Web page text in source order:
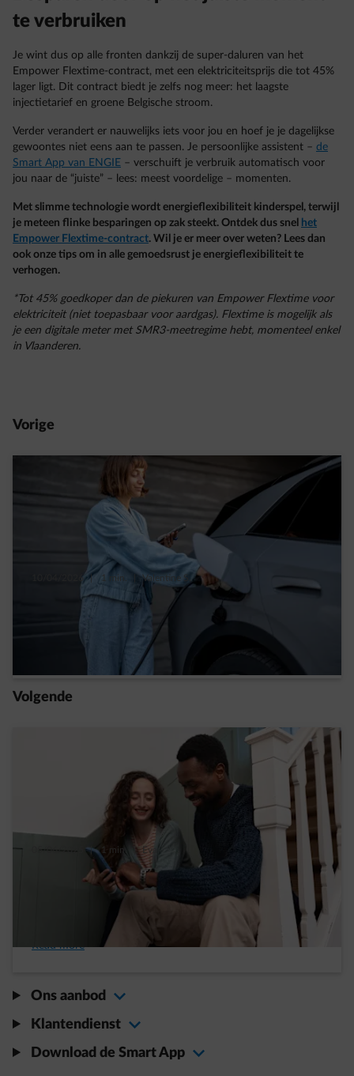
te verbruiken
Je wint dus op alle fronten dankzij de super-daluren van het
Empower Flextime-contract, met een elektriciteitsprijs die tot 45%
lager ligt. Dit contract biedt je zelfs nog meer: het laagste
injectietarief en groene Belgische stroom.
Verder verandert er nauwelijks iets voor jou en hoef je je dagelijkse
gewoontes niet eens aan te passen. Je persoonlijke assistent – de
Smart App van ENGIE – verschuift je verbruik automatisch voor
jou naar de “juiste” – lees: meest voordelige – momenten.
Met slimme technologie wordt energieflexibiliteit kinderspel, terwijl
je meteen flinke besparingen op zak steekt. Ontdek dus snel
het
Empower Flextime-contract. Wil je er meer over weten? Lees dan
ook onze tips om in alle gemoedsrust je energieflexibiliteit te
verhogen.
*Tot 45% goedkoper dan de piekuren van Empower Flextime voor
elektriciteit (niet toepasbaar voor aardgas). Flextime is mogelijk als
je een digitale meter met SMR3-meetregime hebt, momenteel enkel
in Vlaanderen.
Vorige
10/04/2026 | 1 min. Valentine S.
Je elektrische auto thuis opladen: hoeveel
scheelt dat in capaciteitstarief?
Volgende
| 1 min. | Eva
8 redenen waarom Empower Flextime
interessanter kan zijn dan het dynamisch
Read more
Ons aanbod
Klantendienst
Download de Smart App